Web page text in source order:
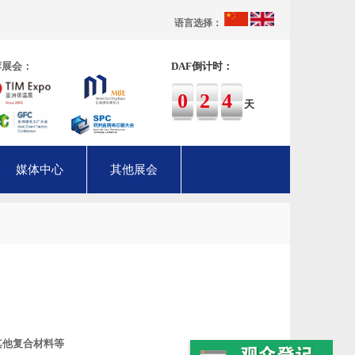
语言选择：
会： DAF倒计时：
024 天
媒体中心 其他展会
复合材料等